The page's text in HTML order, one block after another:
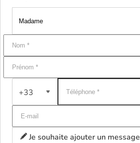
+33
Je souhaite ajouter un message